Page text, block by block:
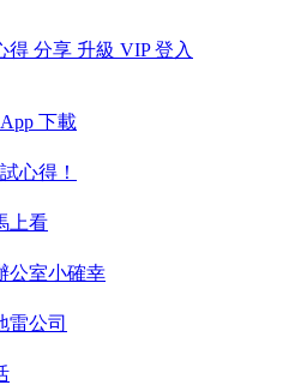
得 分享 升級 VIP 登入
心得！
上看
公室小確幸
雷公司